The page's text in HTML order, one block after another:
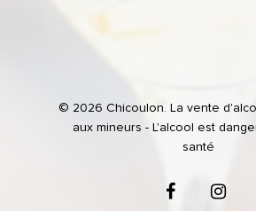
© 2026 Chicoulon. La vente
aux mineurs - L'alcool est
santé